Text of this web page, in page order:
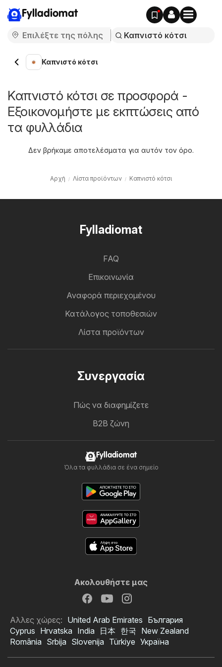
Fylladiomat
Καπνιστό κότσι
Καπνιστό κότσι σε προσφορά -
Εξοικονομήστε με εκπτώσεις από
τα φυλλάδια
Δεν βρήκαμε αποτελέσματα για αυτόν τον όρο.
Αρχή Λίστα προϊόντων Καπνιστό κότσι
Fylladiomat
FAQ
Επικοινωνία
Αναφορά περιεχομένου
Κατάλογος τοποθεσιών
Λίστα προϊόντων
Συνεργασία
Πώς να διαφημίζετε
B2B ζώνη
Fylladiomat
Όλα τα φυλλάδια σε ένα σημείο
Ακολουθήστε μας
Αλλες χώρες: United Arab Emirates България
Cyprus Hrvatska India 日本 한국 New Zealand
România Srbija Slovenija Türkiye Україна